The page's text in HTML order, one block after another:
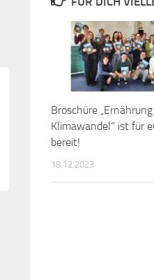
Broschüre
Klimawandel“ ist für
bereit!
18.12.2023